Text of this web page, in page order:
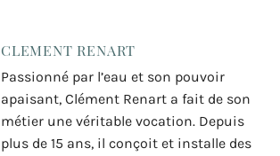
CLEMENT RENART
Passionné par l’eau et son pouvoir
apaisant, Clément Renart a fait de son
métier une véritable vocation. Depuis
plus de 15 ans, il conçoit et installe des